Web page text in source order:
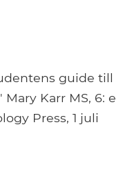
guide till
Karr MS, 6: e
Press, 1 juli